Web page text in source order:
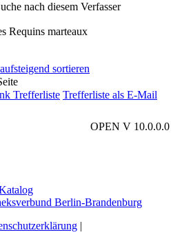
nach diesem Verfasser
Requins marteaux
aufsteigend sortieren
Trefferliste Trefferliste als E-Mail
OPEN V 10.0.0.0
Berlin-Brandenburg
|